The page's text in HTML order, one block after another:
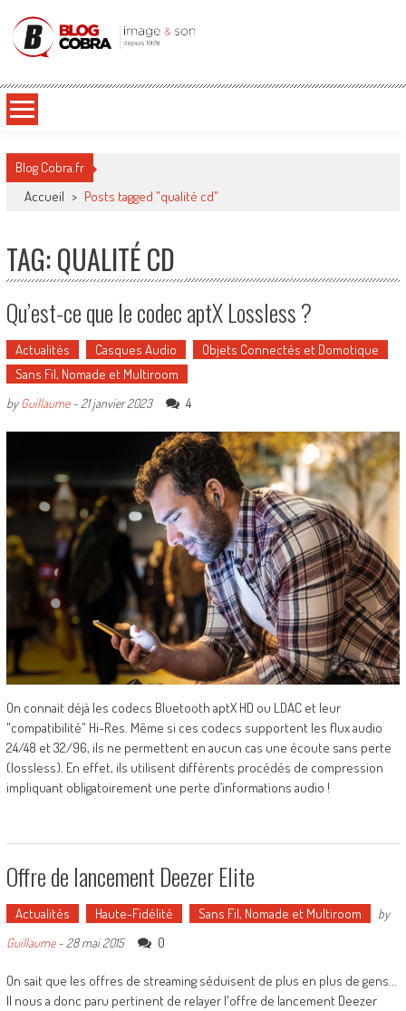
Blog Cobra
Blog Cobra.fr
Accueil > Posts tagged "qualité cd"
TAG: QUALITÉ CD
Qu’est-ce que le codec aptX Lossless ?
Actualités Casques Audio
Objets Connectés et Domotique
Sans Fil, Nomade et Multiroom
byGuillaume- 21 janvier 2023 4
On connait déjà les codecs Bluetooth aptX HD ou LDAC et leur
"compatibilité" Hi-Res. Même si ces codecs supportent les flux audio
24/48 et 32/96, ils ne permettent en aucun cas une écoute sans perte
(lossless). En effet, ils utilisent différents procédés de compression
impliquant obligatoirement une perte d’informations audio !
Offre de lancement Deezer Elite
Actualités Haute-Fidélité Sans Fil, Nomade et Multiroom
by
Guillaume- 28 mai 2015 0
On sait que les offres de streaming séduisent de plus en plus de gens...
Il nous a donc paru pertinent de relayer l'offre de lancement Deezer